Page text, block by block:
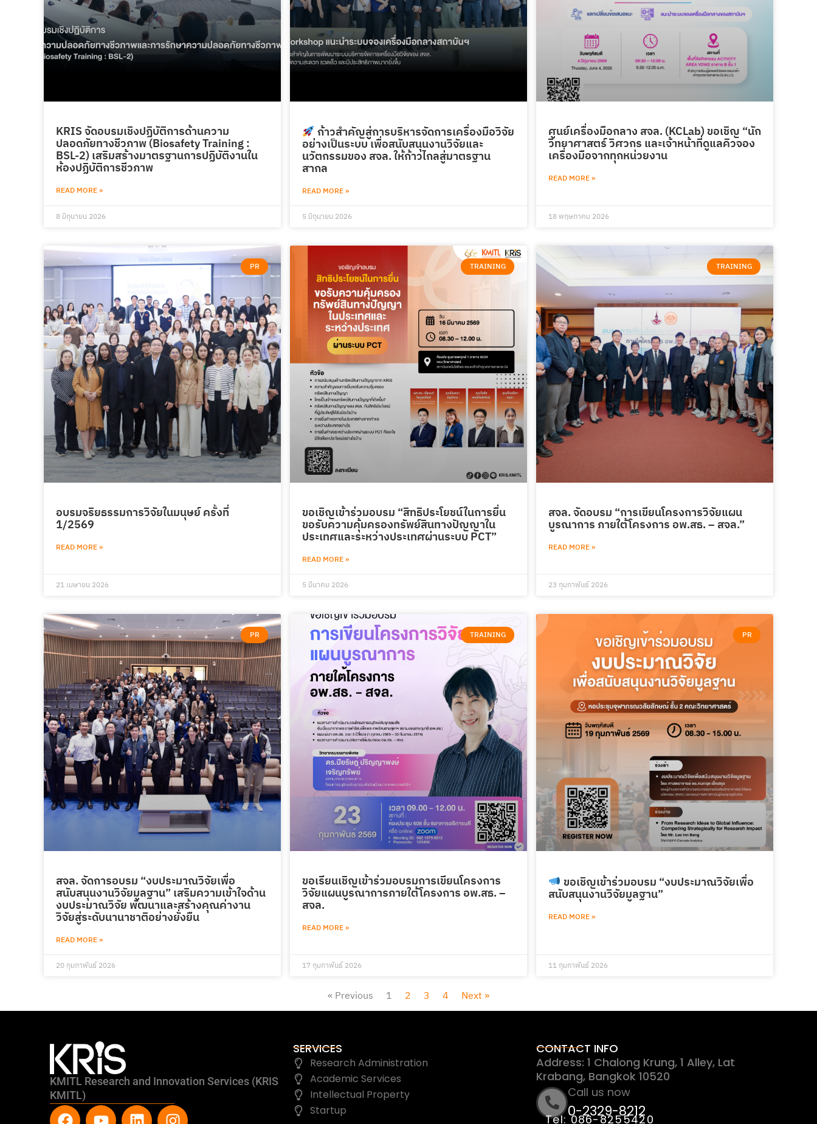
KRIS จัดอบรมเชิงปฏิบัติการด้านความ
ปลอดภัยทางชีวภาพ (Biosafety Training :
BSL-2) เสริมสร้างมาตรฐานการปฏิบัติงานใน
ห้องปฏิบัติการชีวภาพ
READ MORE »
8 มิถุนายน 2026
ก้าวสำคัญสู่การบริหารจัดการเครื่องมือวิจัย
อย่างเป็นระบบ เพื่อสนับสนุนงานวิจัยและ
นวัตกรรมของ สจล. ให้ก้าวไกลสู่มาตรฐาน
สากล
READ MORE »
5 มิถุนายน 2026
ศูนย์เครื่องมือกลาง สจล. (KCLab) ขอเชิญ “นัก
วิทยาศาสตร์ วิศวกร และเจ้าหน้าที่ดูแลคิวจอง
เครื่องมือจากทุกหน่วยงาน
READ MORE »
18 พฤษภาคม 2026
PR
อบรมจริยธรรมการวิจัยในมนุษย์ ครั้งที่
1/2569
READ MORE »
21 เมษายน 2026
TRAINING
ขอเชิญเข้าร่วมอบรม “สิทธิประโยชน์ในการยื่น
ขอรับความคุ้มครองทรัพย์สินทางปัญญาใน
ประเทศและระหว่างประเทศผ่านระบบ PCT”
READ MORE »
5 มีนาคม 2026
TRAINING
สจล. จัดอบรม “การเขียนโครงการวิจัยแผน
บูรณาการ ภายใต้โครงการ อพ.สธ. – สจล.”
READ MORE »
23 กุมภาพันธ์ 2026
PR
สจล. จัดการอบรม “งบประมาณวิจัยเพื่อ
สนับสนุนงานวิจัยมูลฐาน” เสริมความเข้าใจด้าน
งบประมาณวิจัย พัฒนาและสร้างคุณค่างาน
วิจัยสู่ระดับนานาชาติอย่างยั่งยืน
READ MORE »
20 กุมภาพันธ์ 2026
TRAINING
ขอเรียนเชิญเข้าร่วมอบรมการเขียนโครงการ
วิจัยแผนบูรณาการภายใต้โครงการ อพ.สธ. –
สจล.
READ MORE »
17 กุมภาพันธ์ 2026
PR
ขอเชิญเข้าร่วมอบรม “งบประมาณวิจัยเพื่อ
สนับสนุนงานวิจัยมูลฐาน”
READ MORE »
11 กุมภาพันธ์ 2026
« Previous 1 2 3 4 Next »
KMITL Research and Innovation Services (KRIS
KMITL)
F Y L I
SERVICES
Research Administration
Academic Services
Intellectual Property
Startup
CONTACT INFO
Address: 1 Chalong Krung, 1 Alley, Lat
Krabang, Bangkok 10520
Call us now
0-2329-8212
Tel: 086-8255420